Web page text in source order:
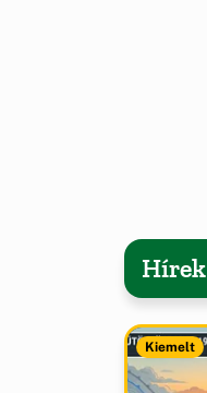
Hírek
Kiemelt